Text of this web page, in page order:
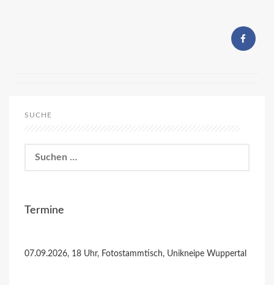
SUCHE
nach:
Termine
07.09.2026, 18 Uhr, Fotostammtisch, Unikneipe Wuppertal